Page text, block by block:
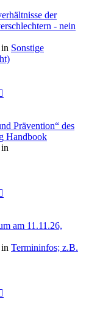
der
- nein
Sonstige
Prävention“ des
Handbook
am 11.11.26,
Termininfos; z.B.